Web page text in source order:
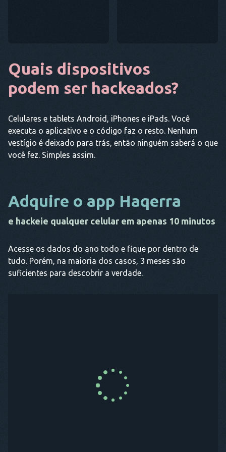
Quais dispositivos
podem ser hackeados?
Celulares e tablets Android, iPhones e iPads. Você
executa o aplicativo e o código faz o resto. Nenhum
vestígio é deixado para trás, então ninguém saberá o que
você fez. Simples assim.
Adquire o app Haqerra
e hackeie qualquer celular em apenas 10 minutos
Acesse os dados do ano todo e fique por dentro de
tudo. Porém, na maioria dos casos, 3 meses são
suficientes para descobrir a verdade.
COMPRE AGORA